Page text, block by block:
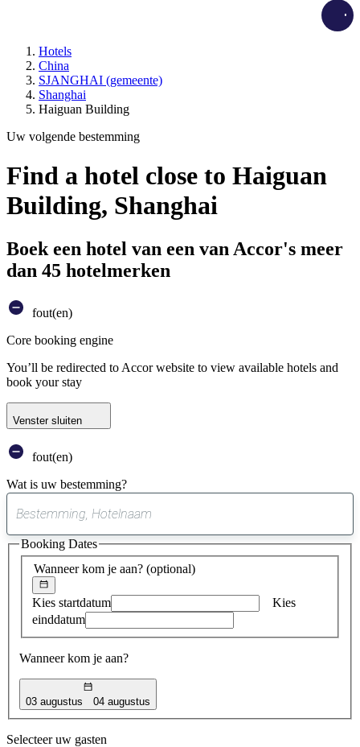
Hotels
China
SJANGHAI (gemeente)
Shanghai
Haiguan Building
Uw volgende bestemming
Find a hotel close to Haiguan
Building, Shanghai
Boek een hotel van een van Accor's meer
dan 45 hotelmerken
fout(en)
Core booking engine
You’ll be redirected to Accor website to view available hotels and
book your stay
Venster sluiten
fout(en)
Wat is uw bestemming?
suggestie
gevonden
Wanneer kom je aan? (optional)
Kies startdatum
Kies
einddatum
Wanneer kom je aan?
03 augustus 04 augustus
Booking Dates
Selecteer uw gasten